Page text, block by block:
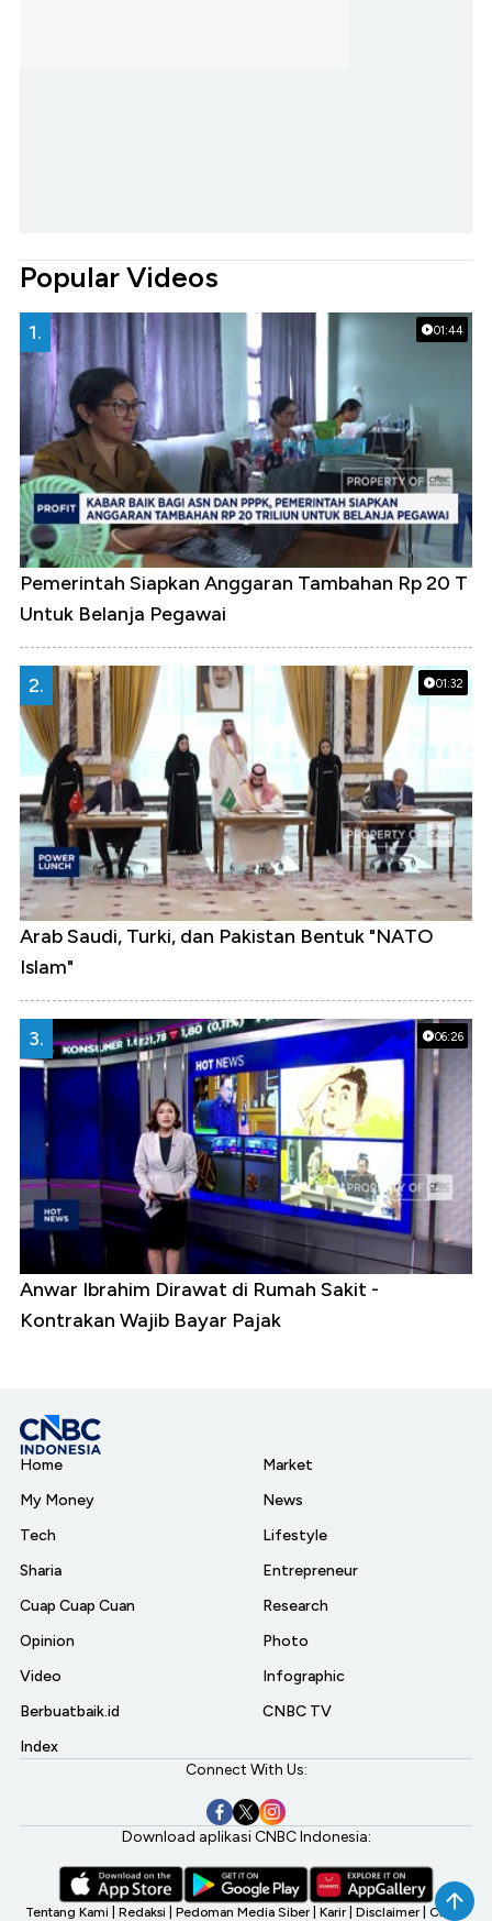
Popular Videos
01:44
1.
Pemerintah Siapkan Anggaran Tambahan Rp 20 T
Untuk Belanja Pegawai
01:32
2.
Arab Saudi, Turki, dan Pakistan Bentuk "NATO
Islam"
06:26
3.
Anwar Ibrahim Dirawat di Rumah Sakit -
Kontrakan Wajib Bayar Pajak
Home
My Money
Tech
Sharia
Cuap Cuap Cuan
Opinion
Video
Berbuatbaik.id
Index
Market
News
Lifestyle
Entrepreneur
Research
Photo
Infographic
CNBC TV
Connect With Us:
Download aplikasi CNBC Indonesia:
Tentang Kami Redaksi Pedoman Media Siber Karir Disclaimer CNBC